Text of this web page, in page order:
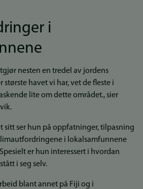
i
nesten en tredel av jordens
største havet vi har, vet de fleste i
lite om dette området., sier
sitt ser hun på oppfatninger, tilpasning
i lokalsamfunnene
er hun interessert i hvordan
i seg selv.
blant annet på Fiji og i